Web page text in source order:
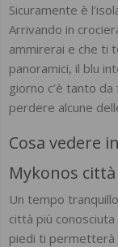
Sicuramente è
Arrivando in
ammirerai e che ti
panoramici, il blu
giorno c’è tanto
perdere alcune
Cosa vedere
Mykonos città
Un tempo
città più
piedi ti permetterà